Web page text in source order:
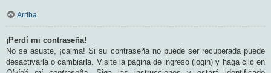
Arriba
¡Perdí mi contraseña!
No se asuste, ¡calma! Si su contraseña no puede ser recuperada puede
desactivarla o cambiarla. Visite la página de ingreso (login) y haga clic en